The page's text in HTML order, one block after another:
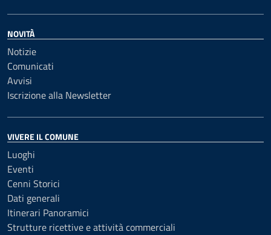
NOVITÀ
Notizie
Comunicati
Avvisi
Iscrizione alla Newsletter
VIVERE IL COMUNE
Luoghi
Eventi
Cenni Storici
Dati generali
Itinerari Panoramici
Strutture ricettive e attività commerciali